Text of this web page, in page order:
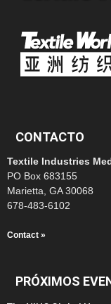
CONTACTO
Textile Industries
PO Box 683155
Marietta, GA 30068
678-483-6102
Contact »
PRÓXIMOS